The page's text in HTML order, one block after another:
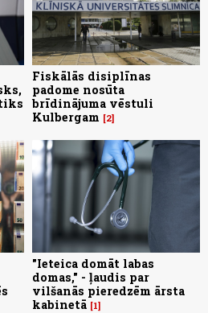
Fiskālās disiplīnas
padome nosūta
brīdinājuma vēstuli
Kulbergam
2
"Ieteica domāt labas
domas," - ļaudis par
vilšanās pieredzēm ārsta
kabinetā 1